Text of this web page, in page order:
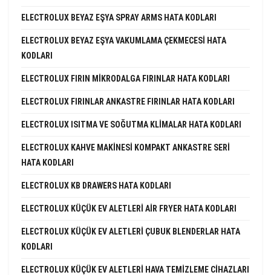
ELECTROLUX BEYAZ EŞYA SPRAY ARMS HATA KODLARI
ELECTROLUX BEYAZ EŞYA VAKUMLAMA ÇEKMECESI HATA
KODLARI
ELECTROLUX FIRIN MIKRODALGA FIRINLAR HATA KODLARI
ELECTROLUX FIRINLAR ANKASTRE FIRINLAR HATA KODLARI
ELECTROLUX ISITMA VE SOĞUTMA KLIMALAR HATA KODLARI
ELECTROLUX KAHVE MAKINESI KOMPAKT ANKASTRE SERI
HATA KODLARI
ELECTROLUX KB DRAWERS HATA KODLARI
ELECTROLUX KÜÇÜK EV ALETLERI AIR FRYER HATA KODLARI
ELECTROLUX KÜÇÜK EV ALETLERI ÇUBUK BLENDERLAR HATA
KODLARI
ELECTROLUX KÜÇÜK EV ALETLERI HAVA TEMIZLEME CIHAZLARI